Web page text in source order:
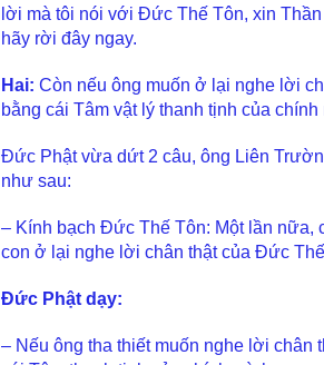
lời mà tôi nói với Đức Thế Tôn, xin
hãy rời đây ngay.
Hai: Còn nếu ông muốn ở lại nghe lời
bằng cái Tâm vật lý thanh tịnh của
Đức Phật vừa dứt 2 câu, ông Liên
như sau:
– Kính bạch Đức Thế Tôn: Một lần nữa,
con ở lại nghe lời chân thật của Đức
Đức Phật dạy:
– Nếu ông tha thiết muốn nghe lời chân